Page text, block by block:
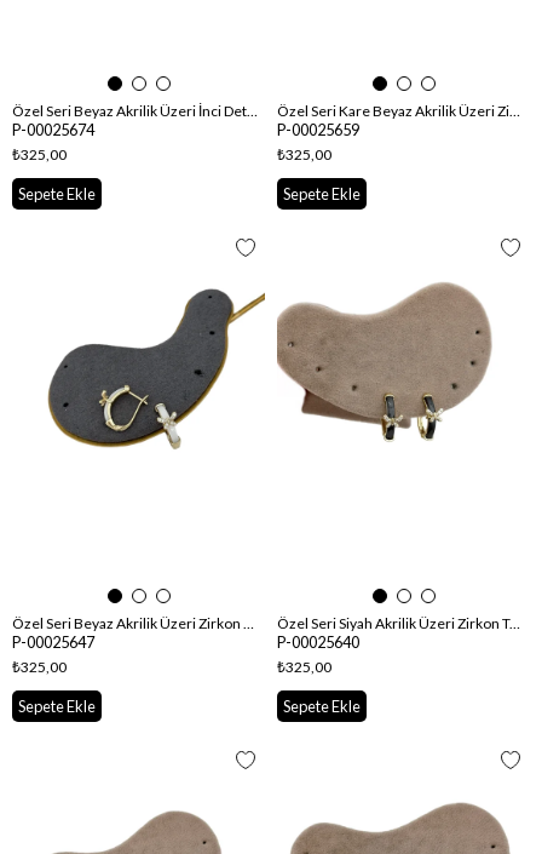
Özel Seri Beyaz Akrilik Üzeri İnci Detay Küpe
P-00025674
₺325,00
Sepete Ekle
Özel Seri Kare Beyaz Akrilik Üzeri Zirkon Taşlı Oval Halka Küpe
P-00025659
₺325,00
Sepete Ekle
Özel Seri Beyaz Akrilik Üzeri Zirkon Taşlı Kelebek Küpe
P-00025647
₺325,00
Sepete Ekle
Özel Seri Siyah Akrilik Üzeri Zirkon Taşlı Kelebek Küpe
P-00025640
₺325,00
Sepete Ekle